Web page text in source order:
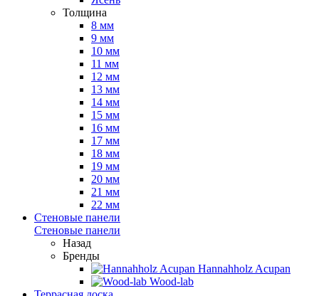
Толщина
8 мм
9 мм
10 мм
11 мм
12 мм
13 мм
14 мм
15 мм
16 мм
17 мм
18 мм
19 мм
20 мм
21 мм
22 мм
Стеновые панели
Стеновые панели
Назад
Бренды
Hannahholz Acupan
Wood-lab